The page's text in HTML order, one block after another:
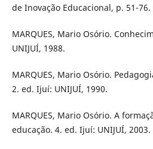
de Inovação Educacional, p. 51-76.
MARQUES, Mario Osório.
UNIJUÍ, 1988.
MARQUES, Mario Osório.
2. ed. Ijuí: UNIJUÍ, 1990.
MARQUES, Mario Osório. A
educação. 4. ed. Ijuí: UNIJUÍ, 2003.